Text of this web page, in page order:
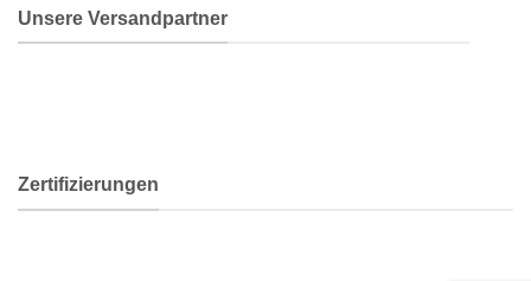
Unsere Versandpartner
Zertifizierungen